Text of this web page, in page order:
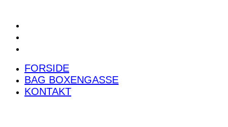
FORSIDE
BAG BOXENGASSE
KONTAKT